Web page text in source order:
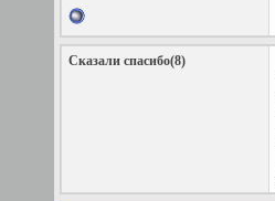
Сказали спасибо(8)